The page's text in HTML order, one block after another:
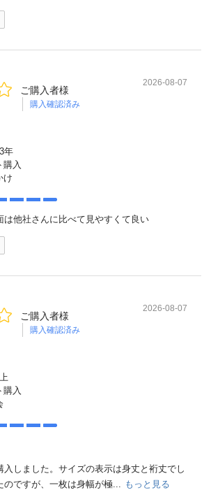
ご購入者様
購入確認済み
2026-08-07
年
購入
け
は他社さんに比べて見やすくて良い
ご購入者様
購入確認済み
2026-08-07
購入
入しました。サイズの表示は身丈と裄丈でし
のですが、一枚は身幅が極...
もっと見る